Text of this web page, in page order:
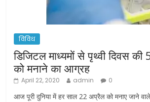
विविध
डिजिटल माध्यमों से पृथ्वी दिवस की
को मनाने का आग्रह
April 22, 2020 admin 0
आज पूरी दुनिया में हर साल 22 अप्रैल को मनाए जाने